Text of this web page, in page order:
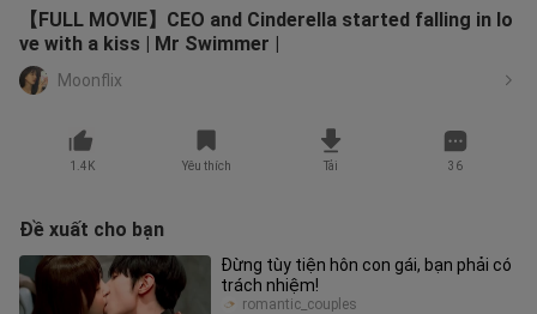
【FULL MOVIE】CEO and Cinderella started falling in lo
ve with a kiss | Mr Swimmer |
Moonflix
1.4K Yêu thích Tải 36
Đề xuất cho bạn
Đừng tùy tiện hôn con gái, bạn phải có
trách nhiệm!
romantic_couples